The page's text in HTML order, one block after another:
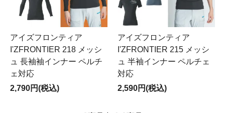
アイズフロンティア
I'ZFRONTIER 218 メッシ
ュ 長袖袖インナー ペルチ
ェ対応
2,790円(税込)
アイズフロンティア
I'ZFRONTIER 215 メッシ
ュ 半袖インナー ペルチェ
対応
2,590円(税込)